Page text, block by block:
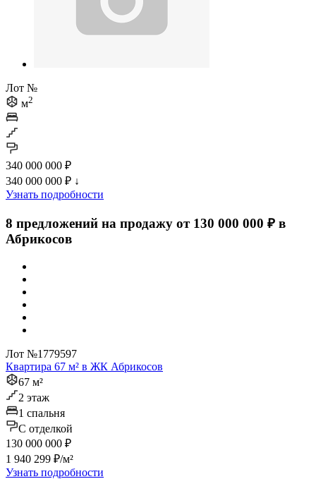
Лот №
м2
340 000 000 ₽
340 000 000 ₽ ↓
Узнать подробности
8 предложений на продажу от 130 000 000 ₽ в
Абрикосов
Лот №1779597
Квартира 67 м² в ЖК Абрикосов
67 м²
2 этаж
1 спальня
C отделкой
130 000 000 ₽
1 940 299 ₽/м²
Узнать подробности